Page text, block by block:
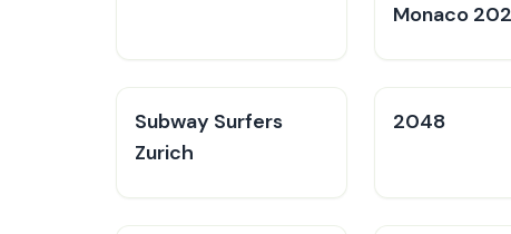
Monaco
Subway Surfers
Zurich
2048